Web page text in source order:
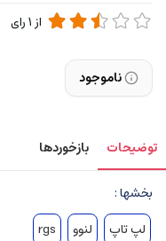
از 1رای
ناموجود
توضیحات بازخوردها
بخشها :
لپ تاپ
لنوو rgs